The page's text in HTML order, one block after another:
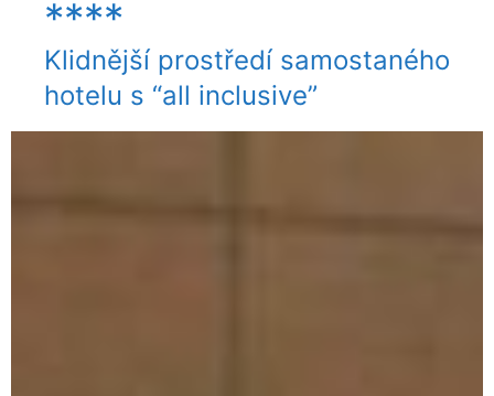
****
Klidnější prostředí samostaného
hotelu s “all inclusive”